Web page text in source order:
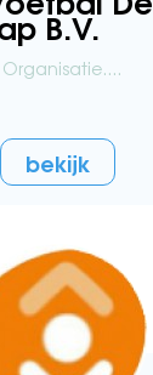
B.V.
bekijk